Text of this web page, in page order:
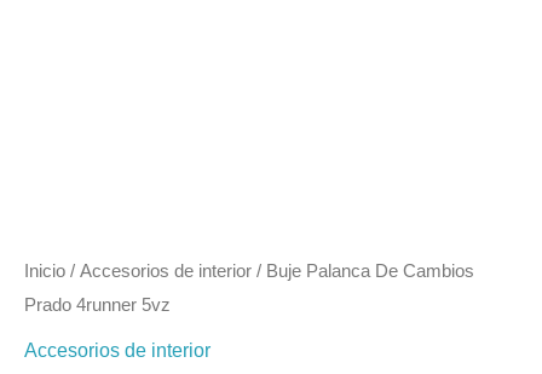
Inicio / Accesorios de interior / Buje Palanca De Cambios
Prado 4runner 5vz
Accesorios de interior